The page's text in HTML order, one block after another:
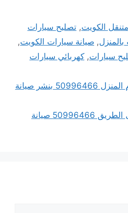
الكويت,تصليح سيارات
, صيانة سيارات الكويت,
سيارات, كهربائي سيارات
تصليح سيارات امام المنزل 50996466 بنشر صيانة
تصليح سيارات على الطريق 50996466 صيانة